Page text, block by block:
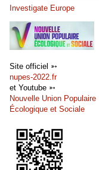
Investigate Europe
Site officiel ➳
nupes-2022.fr
et Youtube ➳
Nouvelle Union Populaire
Écologique et Sociale